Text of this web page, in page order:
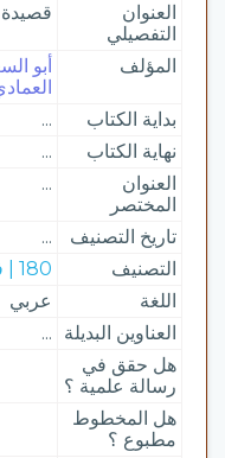
العنوان
التفصيلي
قصيدة
المؤلف
أبو
بداية الكتاب
...
نهاية الكتاب
...
العنوان
المختصر
...
تاريخ التصنيف
...
التصنيف
180 | فلسفة
اللغة
عربي
العناوين البديلة
...
هل حقق في
رسالة علمية ؟
هل المخطوط
مطبوع ؟